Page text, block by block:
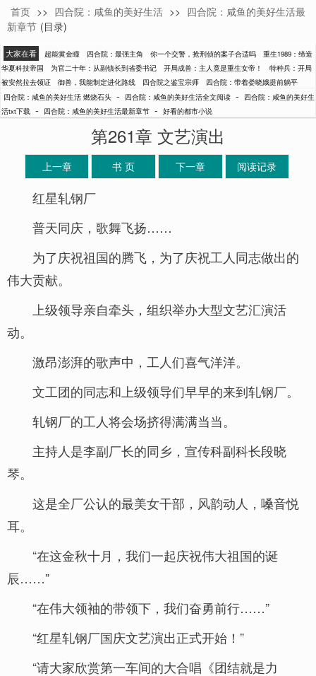
燃烧石头
首页 >> 四合院：咸鱼的美好生活 >> 四合院：咸鱼的美好生活最
新章节 (目录)
大家在看 超能黄金瞳 四合院：最强主角 你一个交警，抢刑侦的案子合适吗
重生1989：缔造
华夏科技帝国
为官二十年：从副镇长到省委书记 开局成兽：主人竟是重生女帝！
特种兵：开局
被安然拉去领证
御兽，我能制定进化路线 四合院之鉴宝宗师
四合院：带着娄晓娥提前躺平
四合院：咸鱼的美好生活 燃烧石头 - 四合院：咸鱼的美好生活全文阅读 -
四合院：咸鱼的美好生
活txt下载 - 四合院：咸鱼的美好生活最新章节 - 好看的都市小说
第261章 文艺演出
上一章 书 页 下一章 阅读记录
红星轧钢厂
普天同庆，歌舞飞扬……
为了庆祝祖国的腾飞，为了庆祝工人同志做出的
伟大贡献。
上级领导亲自牵头，组织举办大型文艺汇演活
动。
激昂澎湃的歌声中，工人们喜气洋洋。
文工团的同志和上级领导们早早的来到轧钢厂。
轧钢厂的工人将会场挤得满满当当。
主持人是李副厂长的同乡，宣传科副科长段晓
琴。
这是全厂公认的最美女干部，风韵动人，嗓音悦
耳。
“在这金秋十月，我们一起庆祝伟大祖国的诞
辰……”
“在伟大领袖的带领下，我们奋勇前行……”
“红星轧钢厂国庆文艺演出正式开始！”
“请大家欣赏第一车间的大合唱《团结就是力